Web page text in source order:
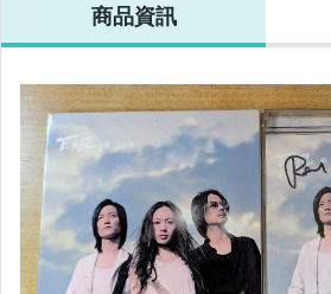
商品資訊